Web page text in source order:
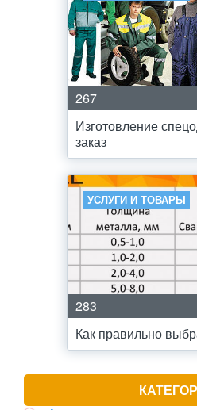
267
Изготовление
заказ
УСЛУГИ И ТОВАРЫ
283
Как правильно